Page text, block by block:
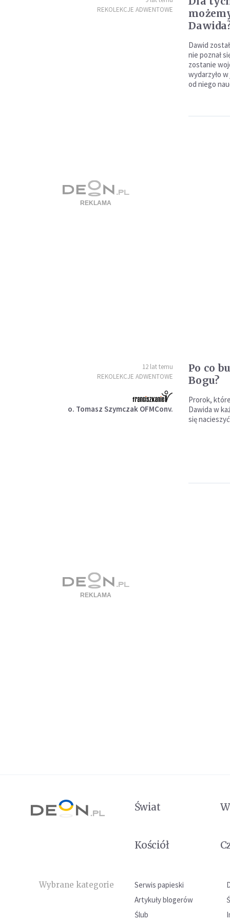
REKOLEKCJE ADWENTOWE
Dawid
nie poznał
zostanie
wydarzyło
od niego
12 lat temu
REKOLEKCJE ADWENTOWE
o. Tomasz Szymczak OFMConv.
Po co
Bogu?
Prorok,
Dawida w
się
Świat
Kościół
Wybrane kategorie Serwis papieski
Artykuły blogerów
Ślub